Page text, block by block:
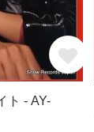
ト - AY-